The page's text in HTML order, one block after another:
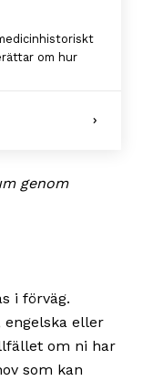
om hur
genom
i förväg.
engelska eller
om ni har
som kan